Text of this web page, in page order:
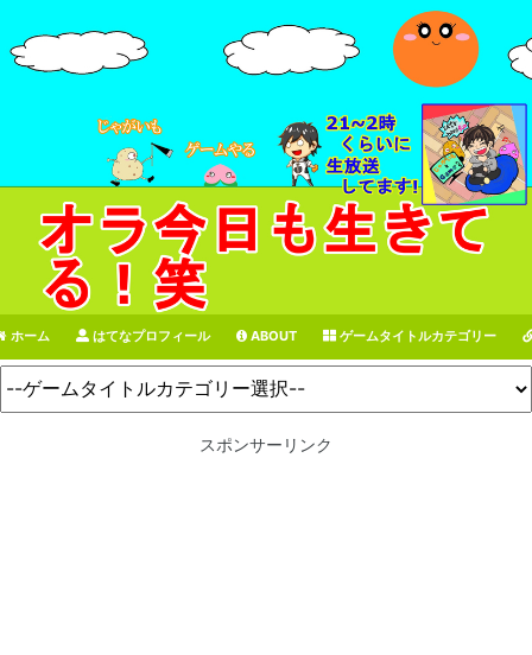
ホーム はてなプロフィール ABOUT ゲームタイトルカテゴリー
スポンサーリンク